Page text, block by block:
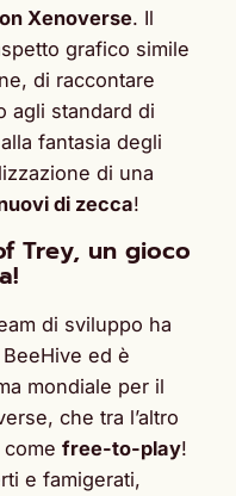
Xenoverse. Il
grafico simile
di raccontare
agli standard di
fantasia degli
di una
di zecca!
Trey, un gioco
di sviluppo ha
BeeHive ed è
mondiale per il
che tra l’altro
free-to-play!
e famigerati,